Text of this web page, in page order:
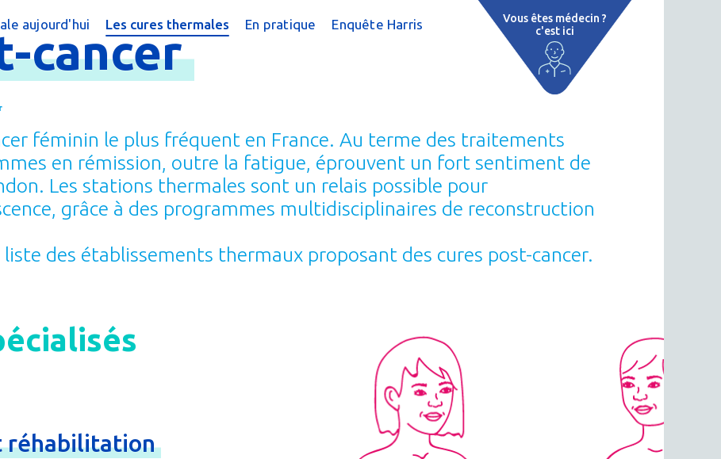
aujourd'hui
thermale ?
magazine
Les cures thermales
Cures conventionnées
En pratique
Bénéficier d'une cure thermale
Le Remboursement
Créer un dossier personnalisé
Préparer la cure thermale
Enquête Harris
?
Vous êtes médecin ?
c'est ici
cancer
féminin le plus fréquent en France. Au terme des traitements
en rémission, outre la fatigue, éprouvent un fort sentiment de
Les stations thermales sont un relais possible pour
grâce à des programmes multidisciplinaires de reconstruction
des établissements thermaux proposant des cures post-cancer.
réhabilitation